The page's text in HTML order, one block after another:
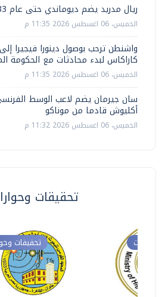
ريال مدريد يضم ديوماندي حتى عام 2033
الخميس، 06 اغسطس 2026 11:35 م
واشنطن ترحب بوصول دينورا فيجيرا إلى
كاراكاس لبدء محادثات مع الحكومة
الخميس، 06 اغسطس 2026 11:35 م
سان جيرمان يضم لاعب الوسط
أكليوش قادما من موناكو
الخميس، 06 اغسطس 2026 11:32 م
تحقيقات
تحقيقات وحوارات